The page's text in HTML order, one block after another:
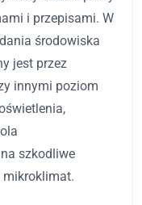
i przepisami. W
środowiska
jest przez
innymi poziom
szkodliwe
mikroklimat.